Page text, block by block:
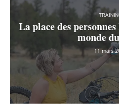
La place des
monde
11 mars